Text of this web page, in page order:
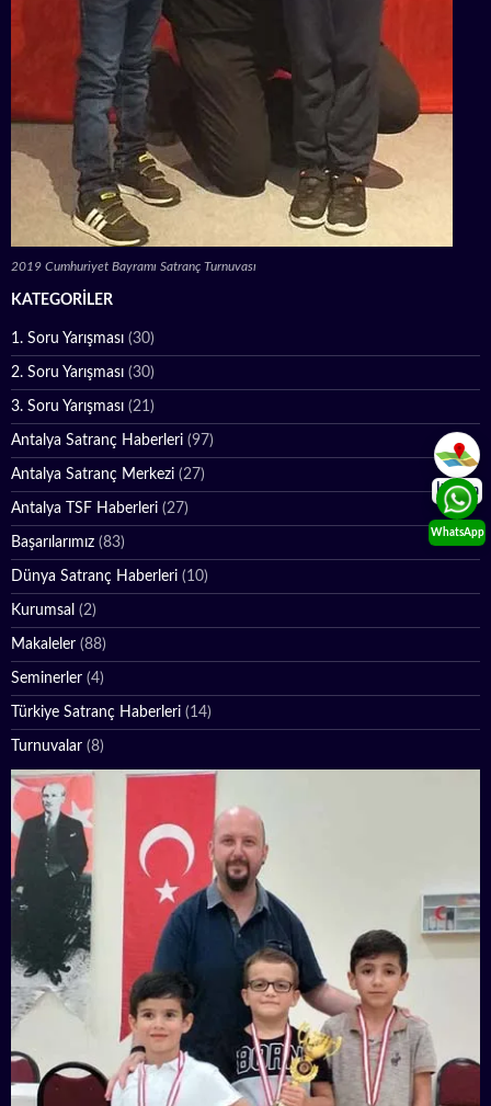
İletişim
WhatsApp
2019 Cumhuriyet Bayramı Satranç Turnuvası
KATEGORILER
1. Soru Yarışması (30)
2. Soru Yarışması (30)
3. Soru Yarışması (21)
Antalya Satranç Haberleri (97)
Antalya Satranç Merkezi (27)
Antalya TSF Haberleri (27)
Başarılarımız (83)
Dünya Satranç Haberleri (10)
Kurumsal (2)
Makaleler (88)
Seminerler (4)
Türkiye Satranç Haberleri (14)
Turnuvalar (8)